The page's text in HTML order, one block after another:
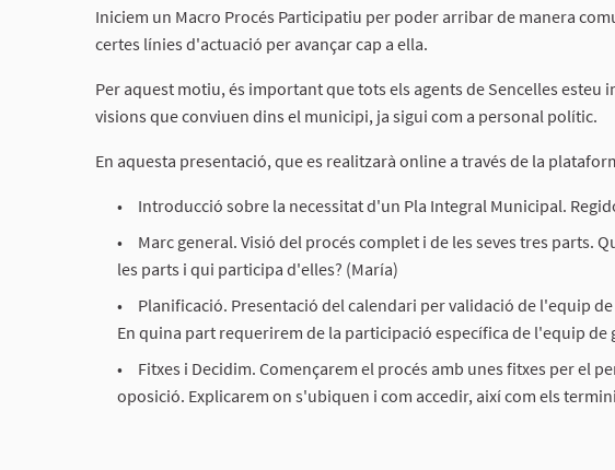
Iniciem un Macro Procés Participatiu per poder arribar de manera
certes línies d'actuació per avançar cap a ella.
Per aquest motiu, és important que tots els agents de Sencelles
visions que conviuen dins el municipi, ja sigui com a personal polític.
En aquesta presentació, que es realitzarà online a través de la
Introducció sobre la necessitat d'un Pla Integral Municipal.
Marc general. Visió del procés complet i de les seves tres parts.
les parts i qui participa d'elles? (María)
Planificació. Presentació del calendari per validació de l'equip
En quina part requerirem de la participació específica de l'equip de
Fitxes i Decidim. Començarem el procés amb unes fitxes per el
oposició. Explicarem on s'ubiquen i com accedir, així com els